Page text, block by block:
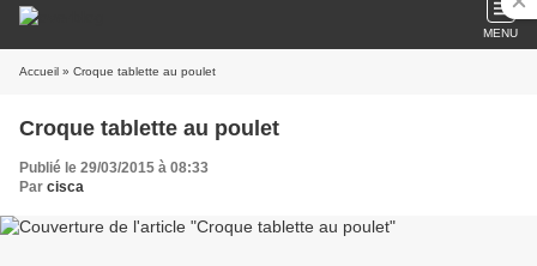
MENU
Accueil » Croque tablette au poulet
Croque tablette au poulet
Publié le 29/03/2015 à 08:33
Par cisca